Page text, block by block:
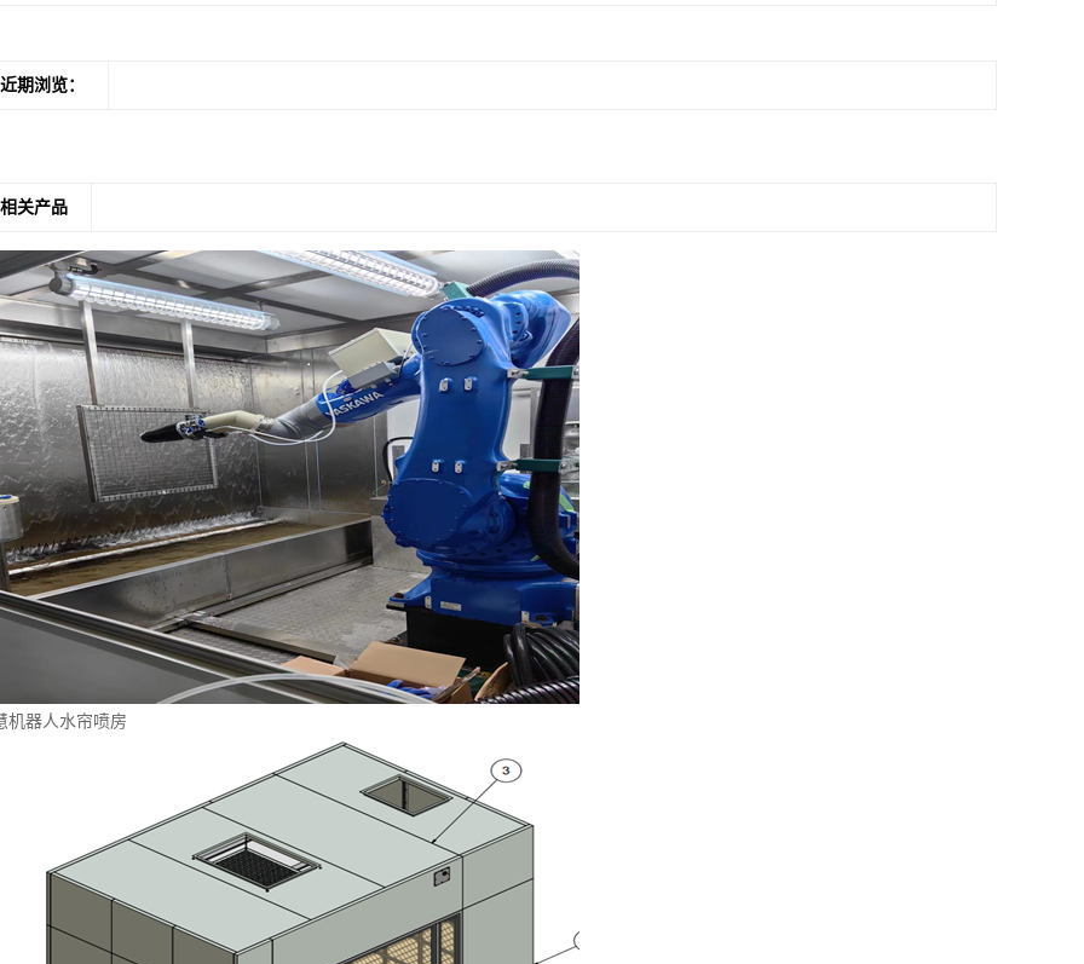
近期浏览：
相关产品
机器人水帘喷房